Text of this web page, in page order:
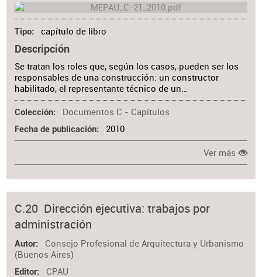
Tipo capítulo de libro
Descripción
Se tratan los roles que, según los casos, pueden ser los
responsables de una construcción: un constructor
habilitado, el representante técnico de un…
Colección Documentos C - Capítulos
Fecha de publicación 2010
Ver más
C.20 Dirección ejecutiva: trabajos por
administración
Autor
Consejo Profesional de Arquitectura y Urbanismo
(Buenos Aires)
Editor CPAU